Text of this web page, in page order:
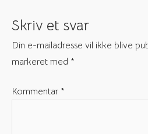
Skriv et svar
Din e-mailadresse vil ikke blive
markeret med *
Kommentar *